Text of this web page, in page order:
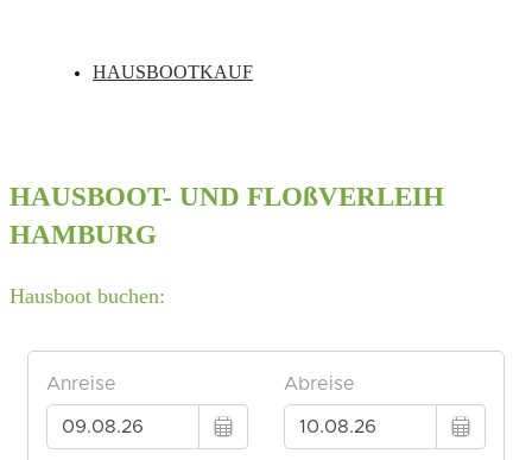
HAUSBOOTKAUF
HAUSBOOT- UND FLOßVERLEIH
HAMBURG
Hausboot buchen: